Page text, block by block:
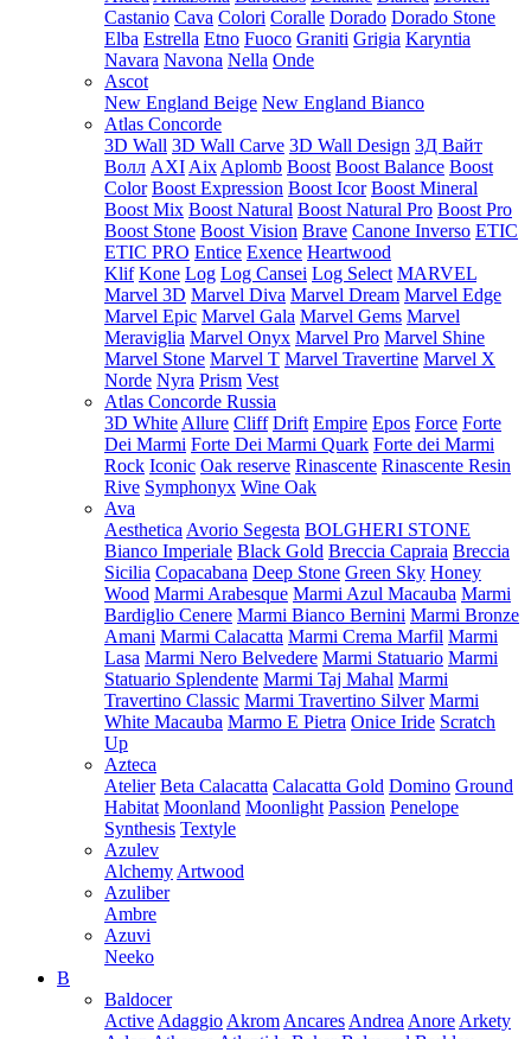
Castanio Cava Colori Coralle Dorado Dorado Stone
Elba Estrella Etno Fuoco Graniti Grigia Karyntia
Navara Navona Nella Onde
Ascot
New England Beige New England Bianco
Atlas Concorde
3D Wall 3D Wall Carve 3D Wall Design 3Д Вайт
Волл AXI Aix Aplomb Boost Boost Balance Boost
Color Boost Expression Boost Icor Boost Mineral
Boost Mix Boost Natural Boost Natural Pro Boost Pro
Boost Stone Boost Vision Brave Canone Inverso ETIC
ETIC PRO Entice Exence Heartwood
Klif Kone Log Log Cansei Log Select MARVEL
Marvel 3D Marvel Diva Marvel Dream Marvel Edge
Marvel Epic Marvel Gala Marvel Gems Marvel
Meraviglia Marvel Onyx Marvel Pro Marvel Shine
Marvel Stone Marvel T Marvel Travertine Marvel X
Norde Nyra Prism Vest
Atlas Concorde Russia
3D White Allure Cliff Drift Empire Epos Force Forte
Dei Marmi Forte Dei Marmi Quark Forte dei Marmi
Rock Iconic Oak reserve Rinascente Rinascente Resin
Rive Symphonyx Wine Oak
Ava
Aesthetica Avorio Segesta BOLGHERI STONE
Bianco Imperiale Black Gold Breccia Capraia Breccia
Sicilia Copacabana Deep Stone Green Sky Honey
Wood Marmi Arabesque Marmi Azul Macauba Marmi
Bardiglio Cenere Marmi Bianco Bernini Marmi Bronze
Amani Marmi Calacatta Marmi Crema Marfil Marmi
Lasa Marmi Nero Belvedere Marmi Statuario Marmi
Statuario Splendente Marmi Taj Mahal Marmi
Travertino Classic Marmi Travertino Silver Marmi
White Macauba Marmo E Pietra Onice Iride Scratch
Up
Azteca
Atelier Beta Calacatta Calacatta Gold Domino Ground
Habitat Moonland Moonlight Passion Penelope
Synthesis Textyle
Azulev
Alchemy Artwood
Azuliber
Ambre
Azuvi
Neeko
B
Baldocer
Active Adaggio Akrom Ancares Andrea Anore Arkety